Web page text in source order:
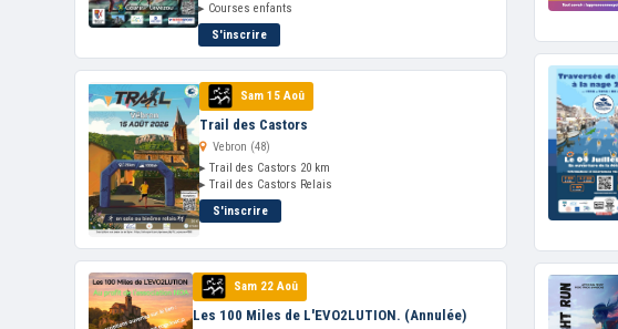
▸ Courses enfants
S'inscrire
Sam 15 Aoû
Trail des Castors
Vebron (48)
▸ Trail des Castors 20 km
▸ Trail des Castors Relais
S'inscrire
Sam 22 Aoû
Les 100 Miles de L'EVO2LUTION. (Annulée)